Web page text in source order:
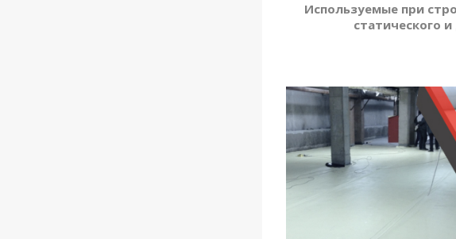
Используемые при
статического